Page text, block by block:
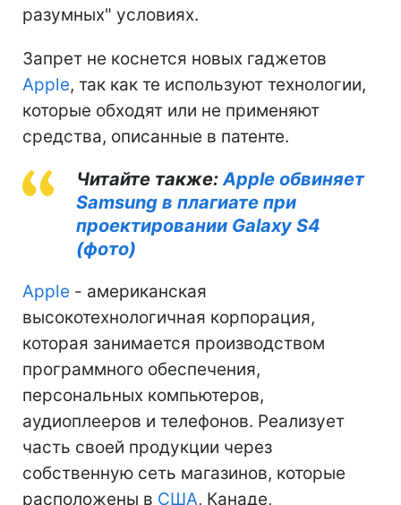
разумных" условиях.
Запрет не коснется новых гаджетов
Apple, так как те используют технологии,
которые обходят или не применяют
средства, описанные в патенте.
Читайте также:Apple обвиняет
Samsung в плагиате при
проектировании Galaxy S4
(фото)
Apple - американская
высокотехнологичная корпорация,
которая занимается производством
программного обеспечения,
персональных компьютеров,
аудиоплееров и телефонов. Реализует
часть своей продукции через
собственную сеть магазинов, которые
расположены в США, Канаде,